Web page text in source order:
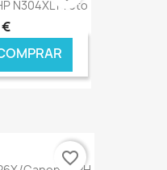
N304XL Preto
€ ONLINE
favorite_border